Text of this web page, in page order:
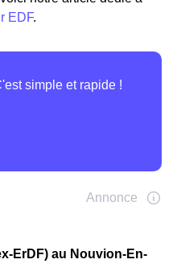
EDF.
ErDF) au Nouvion-En-